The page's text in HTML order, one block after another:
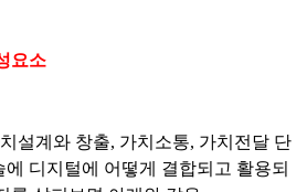
요소
설계와 창출, 가치소통, 가치전달 단
디지털에 어떻게 결합되고 활용되